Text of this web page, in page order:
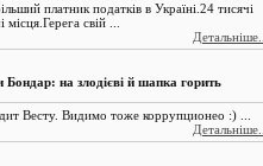
платник податків в Україні.24 тисячі
свій ...
Детальніше...
на злодієві й шапка горить
Весту. Видимо тоже коррупционео :) ...
Детальніше...